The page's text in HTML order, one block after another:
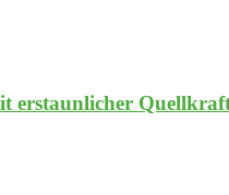
erstaunlicher